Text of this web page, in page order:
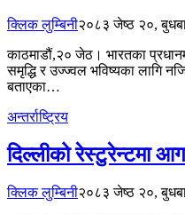
क्लिक लुम्बिनी२०८३ जेष्ठ २०,
काठमाडौं,२० जेठ। भारतका
समृद्धि र उज्ज्वल भविष्यका लागि
बताएका…
अन्तर्राष्ट्रिय
दिल्लीको रेस्टुरेन्टमा
क्लिक लुम्बिनी२०८३ जेष्ठ २०,